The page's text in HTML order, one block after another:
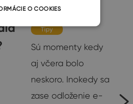
mailami
Tipy
Sú momenty kedy
aj včera bolo
neskoro. Inokedy sa
zase odloženie e-
O COOKIES